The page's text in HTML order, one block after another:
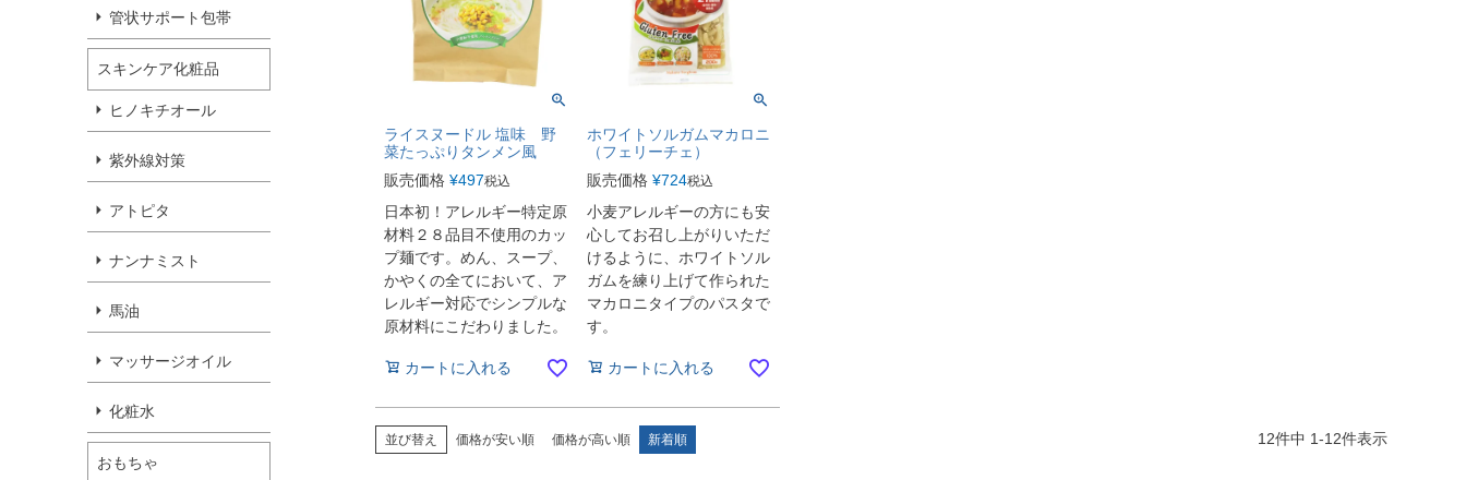
管状サポート包帯
スキンケア化粧品
ヒノキチオール
紫外線対策
アトピタ
ナンナミスト
馬油
マッサージオイル
化粧水
おもちゃ
ライスヌードル 塩味 野
菜たっぷりタンメン風
販売価格 ¥497税込
日本初！アレルギー特定原
材料２８品目不使用のカッ
プ麺です。めん、スープ、
かやくの全てにおいて、ア
レルギー対応でシンプルな
原材料にこだわりました。
カートに入れる
ホワイトソルガムマカロニ
（フェリーチェ）
販売価格 ¥724税込
小麦アレルギーの方にも安
心してお召し上がりいただ
けるように、ホワイトソル
ガムを練り上げて作られた
マカロニタイプのパスタで
す。
カートに入れる
並び替え 価格が安い順 価格が高い順 新着順 12件中 1-12件表示